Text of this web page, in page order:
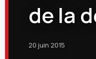
de la
20 juin 2015